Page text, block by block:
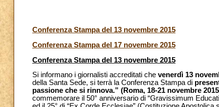
Conferenza Stampa del 13 novembre 2015
Conferenza Stampa del 17 novembre 2015
Conferenza Stampa del 13 novembre 2015
Si informano i giornalisti accreditati che venerdì 13
della Santa Sede, si terrà la Conferenza Stampa di
passione che si rinnova.” (Roma, 18-21 novembre
commemorare il 50° anniversario di “Gravissimum